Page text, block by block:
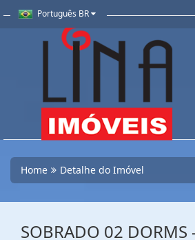
Português BR
Home Detalhe do Imóvel
SOBRADO 02 DORMS